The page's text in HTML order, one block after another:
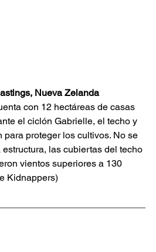
Nueva Zelanda
con 12 hectáreas de casas
el ciclón Gabrielle, el techo y
para proteger los cultivos. No se
las cubiertas del techo
vientos superiores a 130
Kidnappers)